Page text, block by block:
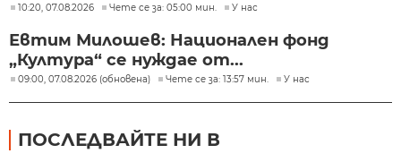
10:20, 07.08.2026 Чете се за: 05:00 мин. У нас
Евтим Милошев: Национален фонд
„Култура“ се нуждае от...
09:00, 07.08.2026 (обновена) Чете се за: 13:57 мин. У нас
ПОСЛЕДВАЙТЕ НИ В